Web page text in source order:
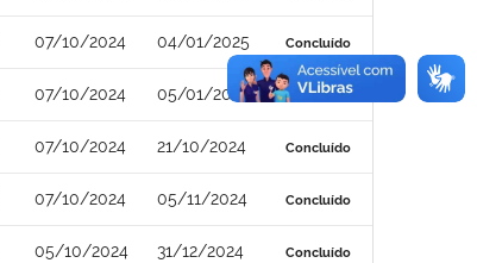
07/10/2024 04/01/2025 Concluído
07/10/2024 05/01/2025 Concluído
07/10/2024 21/10/2024 Concluído
07/10/2024 05/11/2024 Concluído
05/10/2024 31/12/2024 Concluído